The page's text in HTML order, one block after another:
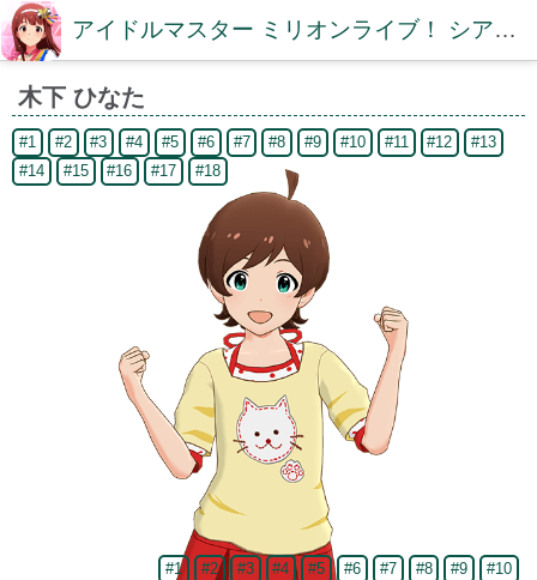
アイドルマスター ミリオンライブ！ シアターデイズDB【ミリシタDB】
木下 ひなた
#1 #2 #3 #4 #5 #6 #7 #8 #9 #10 #11 #12
#13
#14
#15 #16 #17 #18
#1 #2 #3 #4 #5 #6 #7 #8 #9 #10